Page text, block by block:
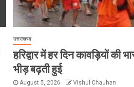
उत्तराखण्ड
हरिद्वार में हर दिन कावड़ियों की
भीड़ बढ़ती हुई
August 5, 2026 Vishul Chauhan